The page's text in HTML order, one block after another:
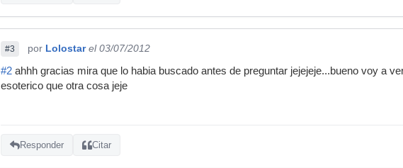
#3 por Lolostar el 03/07/2012
#2 ahhh gracias mira que lo habia buscado antes de preguntar jejejeje...bueno voy a
esoterico que otra cosa jeje
Responder Citar